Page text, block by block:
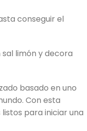
conseguir el
limón y decora
basado en uno
Con esta
para iniciar una